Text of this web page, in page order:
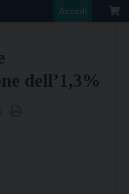
Accedi
dell’1,3%